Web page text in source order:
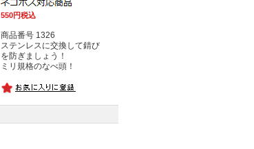
550 税込
商品番号 1326
ステンレスに交換して錆び
を防ぎましょう！
ミリ規格のなべ頭！